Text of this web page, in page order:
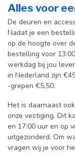
Alles voor
De deuren en
Nadat je een
op de hoogte over
bestelling voor
werkdag bij jou
in Nederland zijn
-grepen €5,50.
Het is daarnaast
onze vestiging. Dit
en 17:00 uur en op
uitgezonderd. Om
vragen wij je voor